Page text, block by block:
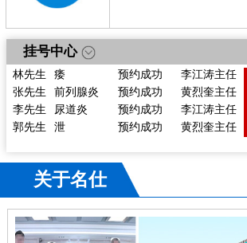
挂号中心
李先生 体检
林先生 痿 预约成功
李江涛主任
张先生
前列腺炎 预约成功
黄烈奎主任
李先生
尿道炎 预约成功
李江涛主任
郭先生
泄 预约成功
黄烈奎主任
戴先生 痿 预约成功
陈向东主任
李先生 体检 预约成功
林先生
痿 预约成功
张先生 前列腺炎 预约成功
黄烈奎主任
李先生 尿道炎 预约成功
关于名仕